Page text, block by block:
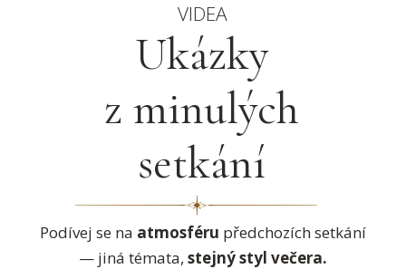
VIDEA
Ukázky
z minulých
setkání
Podívej se na atmosféru předchozích setkání
— jiná témata, stejný styl večera.